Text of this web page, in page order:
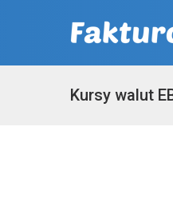
Kursy walut